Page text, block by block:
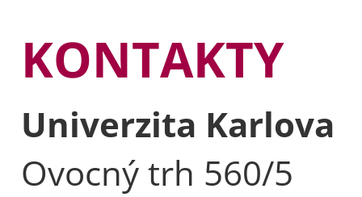
KONTAKTY
Univerzita Karlova
Ovocný trh 560/5